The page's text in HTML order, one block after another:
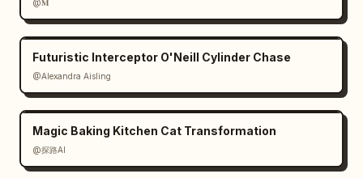
@𝐌
Futuristic Interceptor O'Neill Cylinder Chase
@Alexandra Aisling
Magic Baking Kitchen Cat Transformation
@探路AI